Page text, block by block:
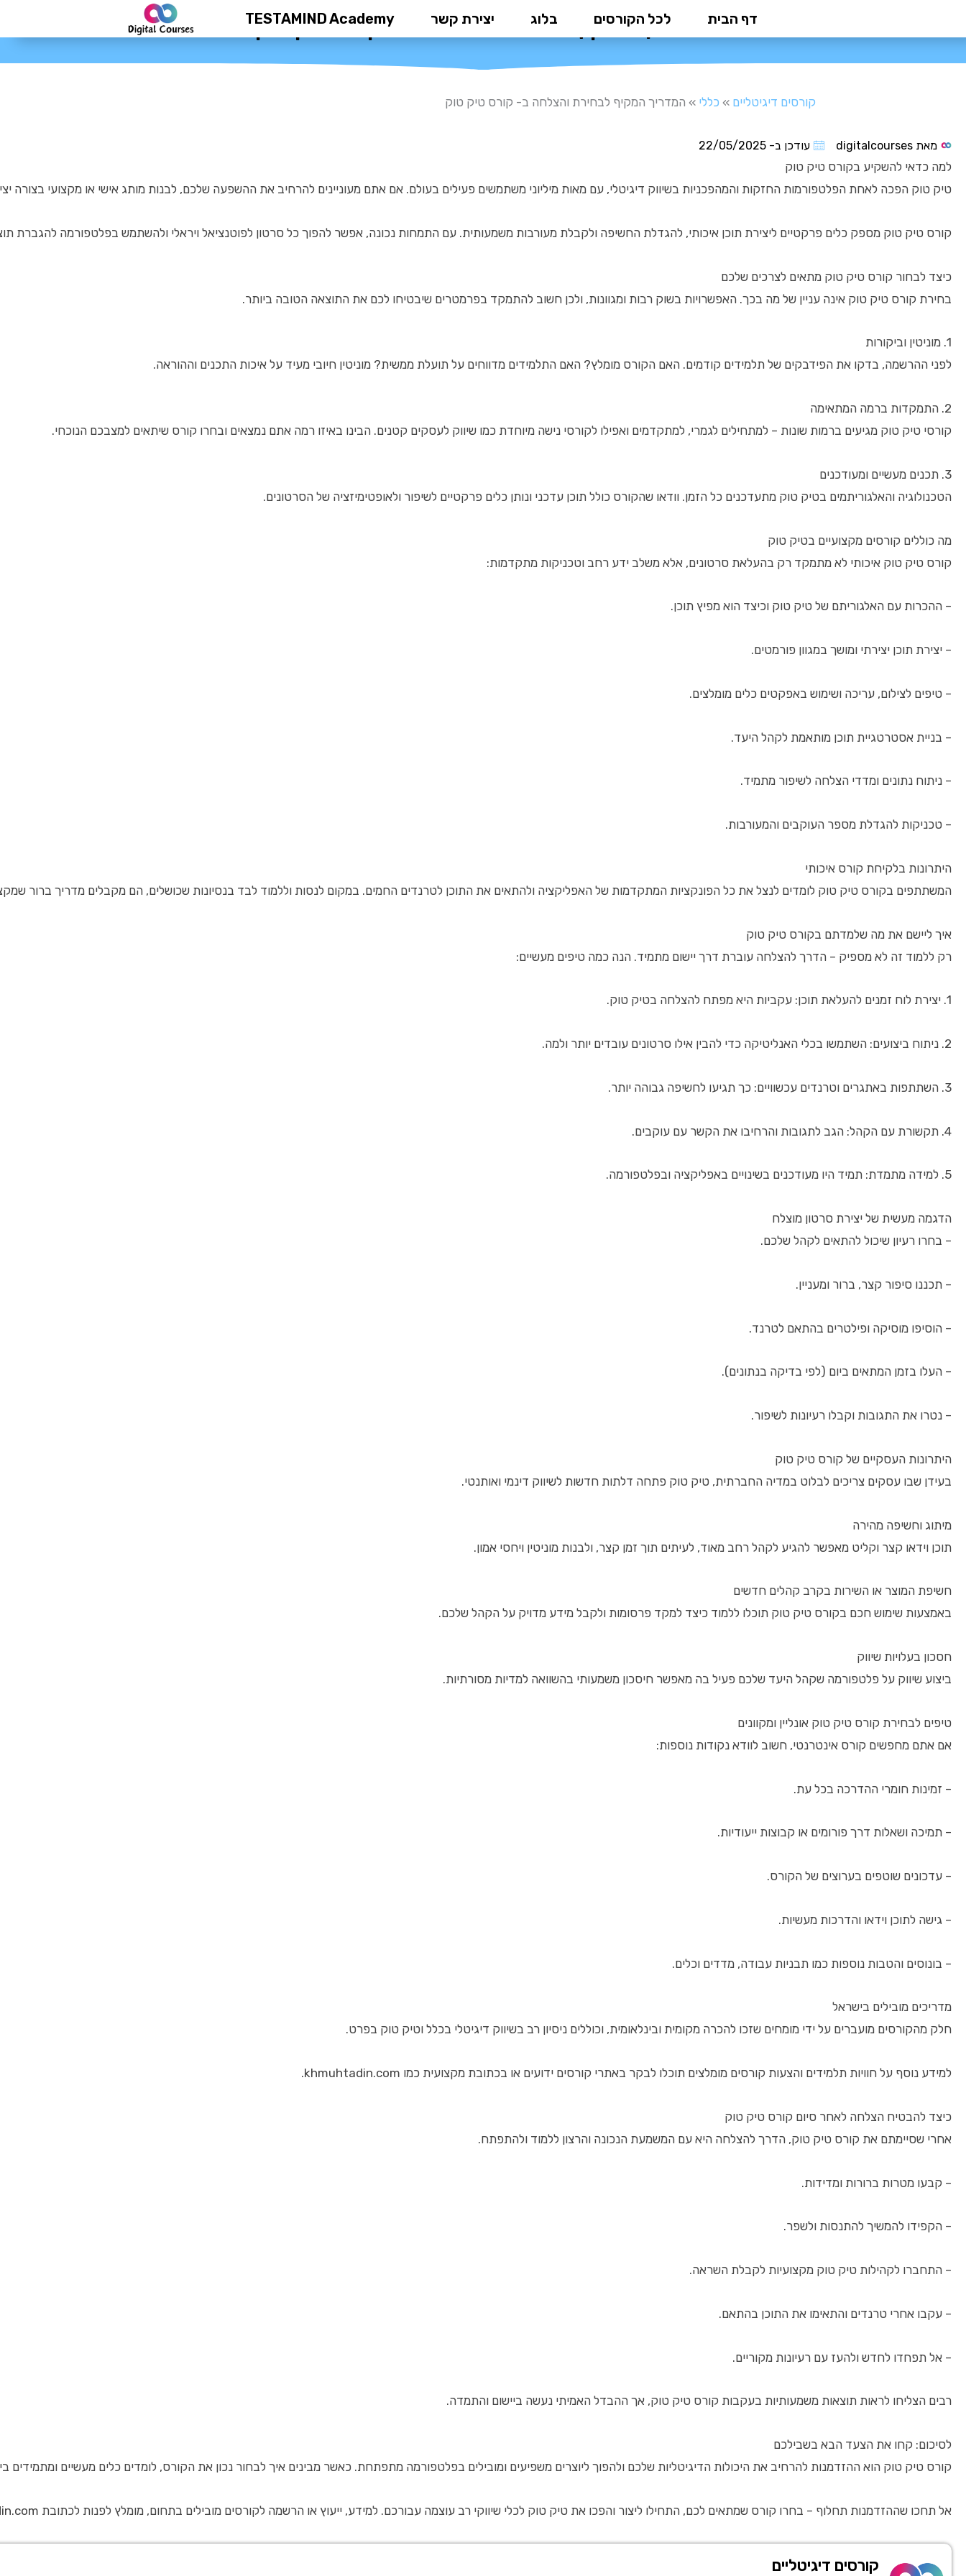
דף הבית לכל הקורסים בלוג יצירת קשר TESTAMIND Academy
המדריך המקיף לבחירת והצלחה ב- קורס טיק טוק
קורסים דיגיטליים » כללי » המדריך המקיף לבחירת והצלחה ב- קורס טיק טוק
מאת עודכן ב- 22/05/2025
למה כדאי להשקיע בקורס טיק טוק
טיק טוק הפכה לאחת הפלטפורמות החזקות והמהפכניות בשיווק דיגיטלי, עם מאות מיליוני משתמשים פעילים בעולם. אם אתם מעוניינים להרחיב את ההשפעה שלכם, לבנות מותג אישי או מקצועי
קורס טיק טוק מספק כלים פרקטיים ליצירת תוכן איכותי, להגדלת החשיפה ולקבלת מעורבות משמעותית. עם התמחות נכונה, אפשר להפוך כל סרטון לפוטנציאל ויראלי ולהשתמש בפלטפורמה להגברת
כיצד לבחור קורס טיק טוק מתאים לצרכים שלכם
בחירת קורס טיק טוק אינה עניין של מה בכך. האפשרויות בשוק רבות ומגוונות, ולכן חשוב להתמקד בפרמטרים שיבטיחו לכם את התוצאה הטובה ביותר.
1. מוניטין וביקורות
לפני ההרשמה, בדקו את הפידבקים של תלמידים קודמים. האם הקורס מומלץ? האם התלמידים מדווחים על תועלת ממשית? מוניטין חיובי מעיד על איכות התכנים וההוראה.
2. התמקדות ברמה המתאימה
קורסי טיק טוק מגיעים ברמות שונות – למתחילים לגמרי, למתקדמים ואפילו לקורסי נישה מיוחדת כמו שיווק לעסקים קטנים. הבינו באיזו רמה אתם נמצאים ובחרו קורס שיתאים למצבכם הנוכחי.
3. תכנים מעשיים ומעודכנים
הטכנולוגיה והאלגוריתמים בטיק טוק מתעדכנים כל הזמן. וודאו שהקורס כולל תוכן עדכני ונותן כלים פרקטיים לשיפור ולאופטימיזציה של הסרטונים.
מה כוללים קורסים מקצועיים בטיק טוק
קורס טיק טוק איכותי לא מתמקד רק בהעלאת סרטונים, אלא משלב ידע רחב וטכניקות מתקדמות:
– ההכרות עם האלגוריתם של טיק טוק וכיצד הוא מפיץ תוכן.
– יצירת תוכן יצירתי ומושך במגוון פורמטים.
– טיפים לצילום, עריכה ושימוש באפקטים כלים מומלצים.
– בניית אסטרטגיית תוכן מותאמת לקהל היעד.
– ניתוח נתונים ומדדי הצלחה לשיפור מתמיד.
– טכניקות להגדלת מספר העוקבים והמעורבות.
היתרונות בלקיחת קורס איכותי
המשתתפים בקורס טיק טוק לומדים לנצל את כל הפונקציות המתקדמות של האפליקציה ולהתאים את התוכן לטרנדים החמים. במקום לנסות וללמוד לבד בנסיונות שכושלים, הם מקבלים מדריך ברור
איך ליישם את מה שלמדתם בקורס טיק טוק
רק ללמוד זה לא מספיק – הדרך להצלחה עוברת דרך יישום מתמיד. הנה כמה טיפים מעשיים:
1. יצירת לוח זמנים להעלאת תוכן: עקביות היא מפתח להצלחה בטיק טוק.
2. ניתוח ביצועים: השתמשו בכלי האנליטיקה כדי להבין אילו סרטונים עובדים יותר ולמה.
3. השתתפות באתגרים וטרנדים עכשוויים: כך תגיעו לחשיפה גבוהה יותר.
4. תקשורת עם הקהל: הגב לתגובות והרחיבו את הקשר עם עוקבים.
5. למידה מתמדת: תמיד היו מעודכנים בשינויים באפליקציה ובפלטפורמה.
הדגמה מעשית של יצירת סרטון מוצלח
– בחרו רעיון שיכול להתאים לקהל שלכם.
– תכננו סיפור קצר, ברור ומעניין.
– הוסיפו מוסיקה ופילטרים בהתאם לטרנד.
– העלו בזמן המתאים ביום (לפי בדיקה בנתונים).
– נטרו את התגובות וקבלו רעיונות לשיפור.
היתרונות העסקיים של קורס טיק טוק
בעידן שבו עסקים צריכים לבלוט במדיה החברתית, טיק טוק פתחה דלתות חדשות לשיווק דינמי ואותנטי.
מיתוג וחשיפה מהירה
תוכן וידאו קצר וקליט מאפשר להגיע לקהל רחב מאוד, לעיתים תוך זמן קצר, ולבנות מוניטין ויחסי אמון.
חשיפת המוצר או השירות בקרב קהלים חדשים
באמצעות שימוש חכם בקורס טיק טוק תוכלו ללמוד כיצד למקד פרסומות ולקבל מידע מדויק על הקהל שלכם.
חסכון בעלויות שיווק
ביצוע שיווק על פלטפורמה שקהל היעד שלכם פעיל בה מאפשר חיסכון משמעותי בהשוואה למדיות מסורתיות.
טיפים לבחירת קורס טיק טוק אונליין ומקוונים
אם אתם מחפשים קורס אינטרנטי, חשוב לוודא נקודות נוספות:
– זמינות חומרי ההדרכה בכל עת.
– תמיכה ושאלות דרך פורומים או קבוצות ייעודיות.
– עדכונים שוטפים בערוצים של הקורס.
– גישה לתוכן וידאו והדרכות מעשיות.
– בונוסים והטבות נוספות כמו תבניות עבודה, מדדים וכלים.
מדריכים מובילים בישראל
חלק מהקורסים מועברים על ידי מומחים שזכו להכרה מקומית ובינלאומית, וכוללים ניסיון רב בשיווק דיגיטלי בכלל וטיק טוק בפרט.
למידע נוסף על חוויות תלמידים והצעות קורסים מומלצים תוכלו לבקר באתרי קורסים ידועים או בכתובת מקצועית כמו khmuhtadin.com.
כיצד להבטיח הצלחה לאחר סיום קורס טיק טוק
אחרי שסיימתם את קורס טיק טוק, הדרך להצלחה היא עם המשמעת הנכונה והרצון ללמוד ולהתפתח.
– קבעו מטרות ברורות ומדידות.
– הקפידו להמשיך להתנסות ולשפר.
– התחברו לקהילות טיק טוק מקצועיות לקבלת השראה.
– עקבו אחרי טרנדים והתאימו את התוכן בהתאם.
– אל תפחדו לחדש ולהעז עם רעיונות מקוריים.
רבים הצליחו לראות תוצאות משמעותיות בעקבות קורס טיק טוק, אך ההבדל האמיתי נעשה ביישום והתמדה.
לסיכום: קחו את הצעד הבא בשבילכם
קורס טיק טוק הוא ההזדמנות להרחיב את היכולות הדיגיטליות שלכם ולהפוך ליוצרים משפיעים ומובילים בפלטפורמה מתפתחת. כאשר מבינים איך לבחור נכון את הקורס, לומדים כלים מעשיים ומתמידים
אל תחכו שההזדמנות תחלוף – בחרו קורס שמתאים לכם, התחילו ליצור והפכו את טיק טוק לכלי שיווקי רב עוצמה עבורכם. למידע, ייעוץ או הרשמה לקורסים מובילים בתחום, מומלץ לפנות לכתובת khmuhtadin.com ולהתחיל במסע הדיגיטלי שלכם עכשיו.
קורסים דיגיטליים